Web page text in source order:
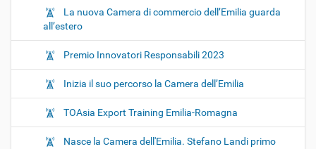
La nuova Camera di commercio dell’Emilia guarda
all’estero
Premio Innovatori Responsabili 2023
Inizia il suo percorso la Camera dell’Emilia
TOAsia Export Training Emilia-Romagna
Nasce la Camera dell'Emilia. Stefano Landi primo